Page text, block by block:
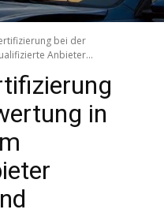
bei der
Anbieter...
in